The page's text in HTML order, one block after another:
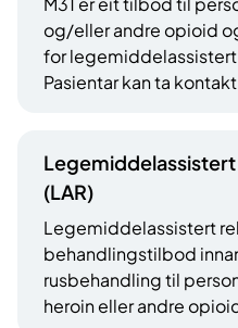
og/eller andre opioid
for legemiddelassistert
Pasientar kan ta
(LAR)
Legemiddelassistert
behandlingstilbod
rusbehandling til
heroin eller andre